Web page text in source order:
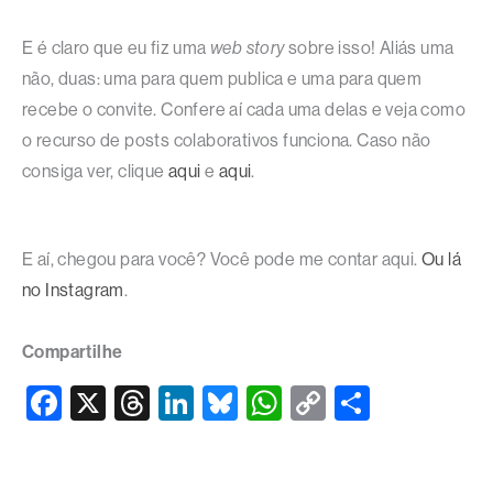
E é claro que eu fiz uma web storysobre isso! Aliás uma
não, duas: uma para quem publica e uma para quem
recebe o convite. Confere aí cada uma delas e veja como
o recurso de posts colaborativos funciona. Caso não
consiga ver, cliqueaqui e aqui.
Como publicar
E aí, chegou para você? Você pode me contar aqui. Ou lá
no Instagram.
Compartilhe
F
X
T
Li
Bl W C